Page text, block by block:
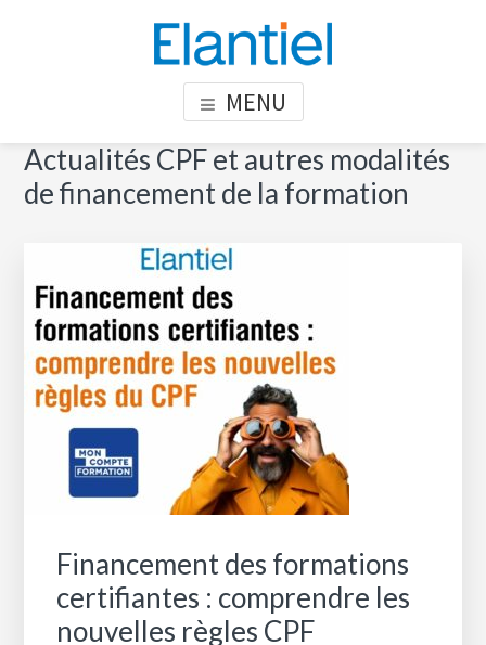
Elantiel développe les compétences relationnelle en milieu
professionnel
MENU
Actualités CPF et autres modalités
de financement de la formation
Financement des formations
certifiantes : comprendre les
nouvelles règles CPF
Primary
Sidebar